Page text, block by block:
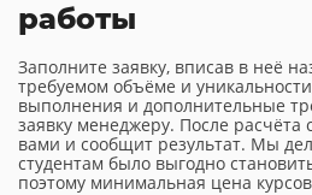
работы
Заполните заявку, вписав в неё
требуемом объёме и
выполнения и дополнительные
заявку менеджеру. После расчёта
вами и сообщит результат. Мы
студентам было выгодно
поэтому минимальная цена